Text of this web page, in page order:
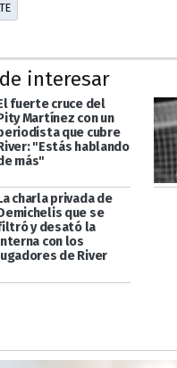
interesar
fuerte cruce del
Martínez con un
que cubre
"Estás hablando
más"
charla privada de
que se
y desató la
con los
de River